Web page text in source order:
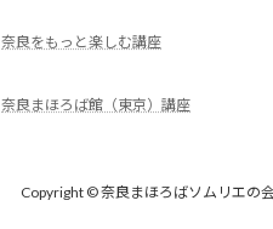
奈良をもっと楽しむ講座
奈良まほろば館（東京）講座
Copyright © 奈良まほろばソムリエの